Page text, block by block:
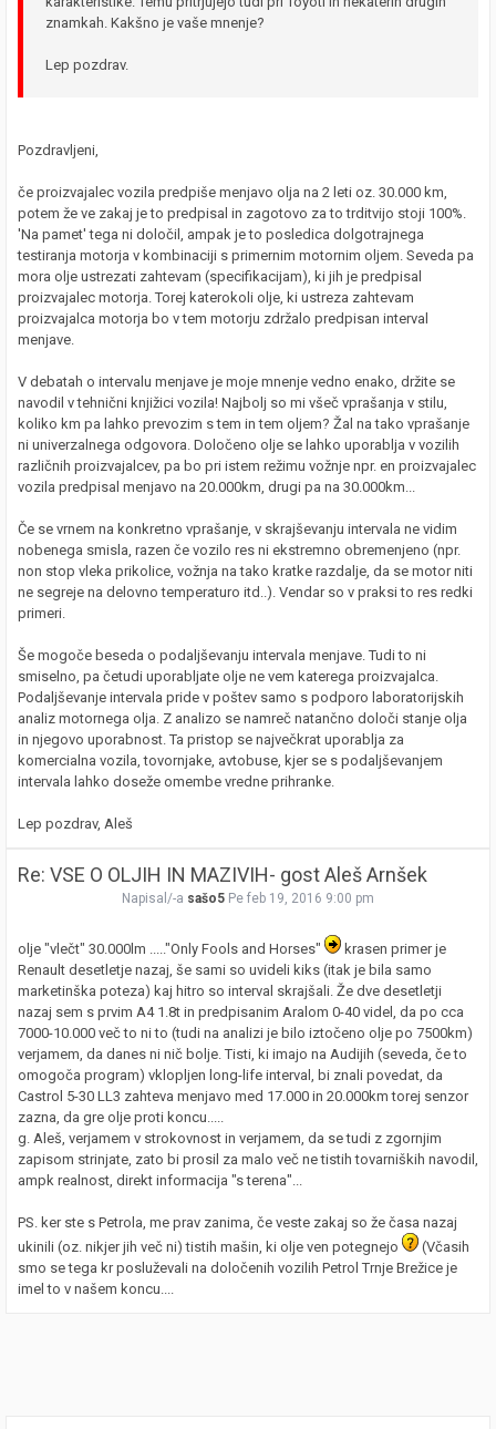
znamkah. Kakšno je vaše mnenje?
Lep pozdrav.
Pozdravljeni,
če proizvajalec vozila predpiše menjavo olja na 2 leti oz. 30.000 km,
potem že ve zakaj je to predpisal in zagotovo za to trditvijo stoji 100%.
'Na pamet' tega ni določil, ampak je to posledica dolgotrajnega
testiranja motorja v kombinaciji s primernim motornim oljem. Seveda pa
mora olje ustrezati zahtevam (specifikacijam), ki jih je predpisal
proizvajalec motorja. Torej katerokoli olje, ki ustreza zahtevam
proizvajalca motorja bo v tem motorju zdržalo predpisan interval
menjave.
V debatah o intervalu menjave je moje mnenje vedno enako, držite se
navodil v tehnični knjižici vozila! Najbolj so mi všeč vprašanja v stilu,
koliko km pa lahko prevozim s tem in tem oljem? Žal na tako vprašanje
ni univerzalnega odgovora. Določeno olje se lahko uporablja v vozilih
različnih proizvajalcev, pa bo pri istem režimu vožnje npr. en proizvajalec
vozila predpisal menjavo na 20.000km, drugi pa na 30.000km...
Če se vrnem na konkretno vprašanje, v skrajševanju intervala ne vidim
nobenega smisla, razen če vozilo res ni ekstremno obremenjeno (npr.
non stop vleka prikolice, vožnja na tako kratke razdalje, da se motor niti
ne segreje na delovno temperaturo itd..). Vendar so v praksi to res redki
primeri.
Še mogoče beseda o podaljševanju intervala menjave. Tudi to ni
smiselno, pa četudi uporabljate olje ne vem katerega proizvajalca.
Podaljševanje intervala pride v poštev samo s podporo laboratorijskih
analiz motornega olja. Z analizo se namreč natančno določi stanje olja
in njegovo uporabnost. Ta pristop se največkrat uporablja za
komercialna vozila, tovornjake, avtobuse, kjer se s podaljševanjem
intervala lahko doseže omembe vredne prihranke.
Lep pozdrav, Aleš
Re: VSE O OLJIH IN MAZIVIH- gost Aleš Arnšek
Napisal/-a sašo5 Pe feb 19, 2016 9:00 pm
olje "vlečt" 30.000lm ....."Only Fools and Horses"
krasen primer je
Renault desetletje nazaj, še sami so uvideli kiks (itak je bila samo
marketinška poteza) kaj hitro so interval skrajšali. Že dve desetletji
nazaj sem s prvim A4 1.8t in predpisanim Aralom 0-40 videl, da po cca
7000-10.000 več to ni to (tudi na analizi je bilo iztočeno olje po 7500km)
verjamem, da danes ni nič bolje. Tisti, ki imajo na Audijih (seveda, če to
omogoča program) vklopljen long-life interval, bi znali povedat, da
Castrol 5-30 LL3 zahteva menjavo med 17.000 in 20.000km torej senzor
zazna, da gre olje proti koncu.....
g. Aleš, verjamem v strokovnost in verjamem, da se tudi z zgornjim
zapisom strinjate, zato bi prosil za malo več ne tistih tovarniških navodil,
ampk realnost, direkt informacija "s terena"...
PS. ker ste s Petrola, me prav zanima, če veste zakaj so že časa nazaj
ukinili (oz. nikjer jih več ni) tistih mašin, ki olje ven potegnejo
(Včasih
smo se tega kr posluževali na določenih vozilih Petrol Trnje Brežice je
imel to v našem koncu....